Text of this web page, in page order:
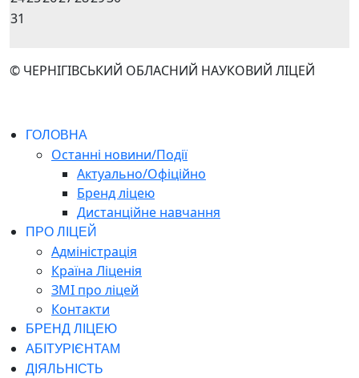
31
© ЧЕРНІГІВСЬКИЙ ОБЛАСНИЙ НАУКОВИЙ ЛІЦЕЙ
ГОЛОВНА
Останні новини/Події
Актуально/Офіційно
Бренд ліцею
Дистанційне навчання
ПРО ЛІЦЕЙ
Адміністрація
Країна Ліценія
ЗМІ про ліцей
Контакти
БРЕНД ЛІЦЕЮ
АБІТУРІЄНТАМ
ДІЯЛЬНІСТЬ